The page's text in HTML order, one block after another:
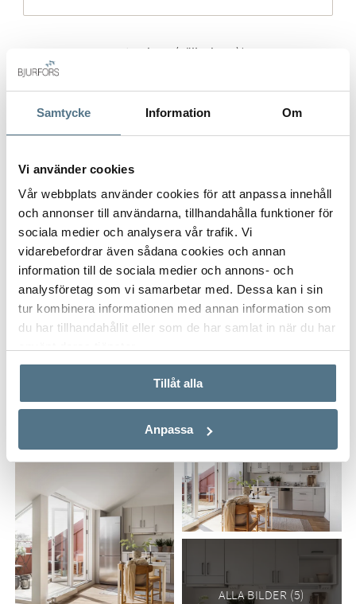
Samtycke Information Om
Vi använder cookies
Vår webbplats använder cookies för att anpassa innehåll
och annonser till användarna, tillhandahålla funktioner för
sociala medier och analysera vår trafik. Vi
vidarebefordrar även sådana cookies och annan
information till de sociala medier och annons- och
analysföretag som vi samarbetar med. Dessa kan i sin
tur kombinera informationen med annan information som
du har tillhandahållit eller som de har samlat in när du har
Tillåt alla
Anpassa
Gatuadress (Välj adress) *
Postort*
Postnummer*
Ange ditt postnummer (5 siffror utan mellanslag)
ALLA BILDER (5)